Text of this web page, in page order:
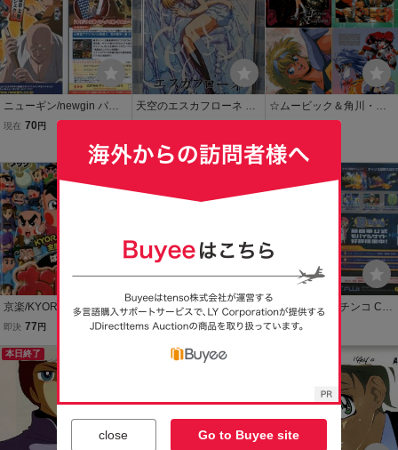
ニューギン/newgin パチ
ンコ CR佐武と市捕物控
現在 70 円
天空のエスカフローネ 結
城信輝 坂本真綾 テレカ
Yahoo!フリマ
☆ムービック＆角川・天
空のエスカフローネ：銀
戦士ルナヴァルガー・下
敷き４点・当時モノアニ
メグッズ・結城信輝
京楽/KYORAKU パチンコ
CRぱちんこ おぼっちゃま
子) 2009年 32P 小林よし
のり
即決 77 円
京楽/KYORAKU パチンコ
CRぱちんこキン肉マンM
ブック(小冊子) 2009年 10
即決 77円
藤商事/FUJI パチンコ CR
宇宙戦艦ヤマト2 攻略ガ
即決 77円
本日終了
close Go to Buyee site